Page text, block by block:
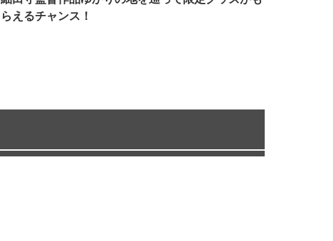
らえるチャンス！